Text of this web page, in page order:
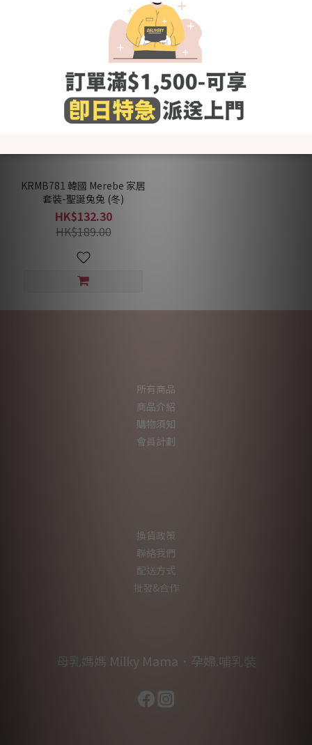
KRMB781 韓國 Merebe 家居
套裝-聖誕兔兔 (冬)
HK$132.30
HK$189.00
所有商品
商品介紹
購物須知
會員計劃
換貨政策
聯絡我們
配送方式
批發&合作
母乳媽媽 Milky Mama．孕婦.哺乳裝